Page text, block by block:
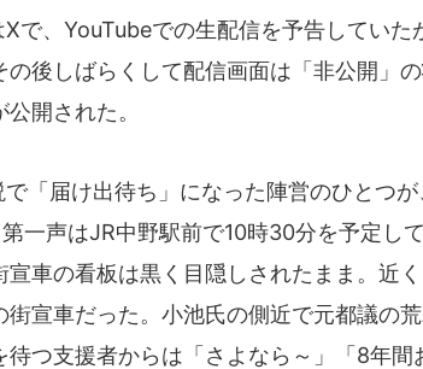
で、YouTubeでの生配信を予告していた
の後しばらくして配信画面は「非公開」
開された。
「届け出待ち」になった陣営のひとつ
一声はJR中野駅前で10時30分を予定し
宣車の看板は黒く目隠しされたまま。近
街宣車だった。小池氏の側近で元都議の
待つ支援者からは「さよなら～」「8年